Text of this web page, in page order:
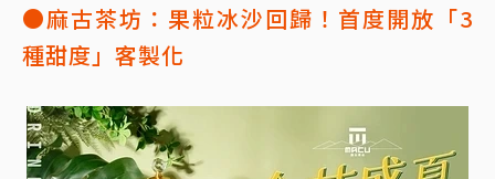
●麻古茶坊：果粒冰沙回歸！首度開放「3
種甜度」客製化